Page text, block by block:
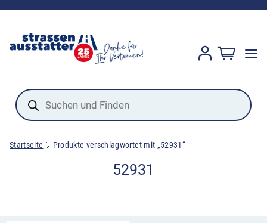
Products
search
Startseite Produkte verschlagwortet mit „52931“
52931